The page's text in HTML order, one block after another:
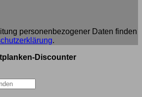
personenbezogener Daten finden
.
Discounter